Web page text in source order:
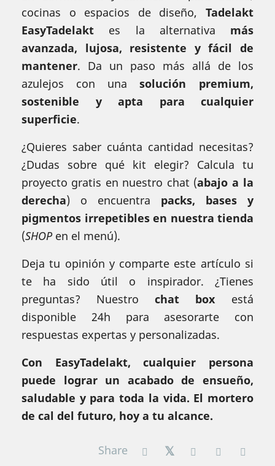
cocinas o espacios de diseño, Tadelakt
EasyTadelakt es la alternativa más
avanzada, lujosa, resistente y fácil de
mantener. Da un paso más allá de los
azulejos con una solución premium,
sostenible y apta para cualquier
superficie.
¿Quieres saber cuánta cantidad necesitas?
¿Dudas sobre qué kit elegir? Calcula tu
proyecto gratis en nuestro chat (abajo a la
derecha) o encuentra packs, bases y
pigmentos irrepetibles en nuestra tienda
(SHOPen el menú).
Deja tu opinión y comparte este artículo si
te ha sido útil o inspirador. ¿Tienes
preguntas? Nuestro chat box está
disponible 24h para asesorarte con
respuestas expertas y personalizadas.
Con EasyTadelakt, cualquier persona
puede lograr un acabado de ensueño,
saludable y para toda la vida. El mortero
de cal del futuro, hoy a tu alcance.
Share